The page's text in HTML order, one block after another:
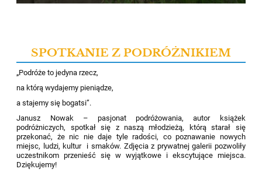
SPOTKANIE Z PODRÓŻNIKIEM
„Podróże to jedyna rzecz,
na którą wydajemy pieniądze,
a stajemy się bogatsi”.
Janusz Nowak – pasjonat podróżowania, autor książek
podróżniczych, spotkał się z naszą młodzieżą, którą starał się
przekonać, że nic nie daje tyle radości, co poznawanie nowych
miejsc, ludzi, kultur i smaków. Zdjęcia z prywatnej galerii pozwoliły
uczestnikom przenieść się w wyjątkowe i ekscytujące miejsca.
Dziękujemy!